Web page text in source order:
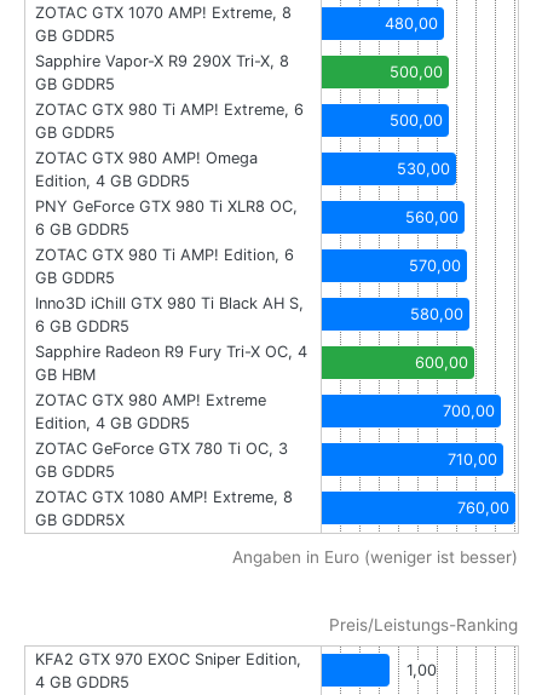
ZOTAC GTX 1070 AMP! Extreme, 8
GB GDDR5
480,00
Sapphire Vapor-X R9 290X Tri-X, 8
GB GDDR5
500,00
ZOTAC GTX 980 Ti AMP! Extreme, 6
GB GDDR5
500,00
ZOTAC GTX 980 AMP! Omega
Edition, 4 GB GDDR5
530,00
PNY GeForce GTX 980 Ti XLR8 OC,
6 GB GDDR5
560,00
ZOTAC GTX 980 Ti AMP! Edition, 6
GB GDDR5
570,00
Inno3D iChill GTX 980 Ti Black AH S,
6 GB GDDR5
580,00
Sapphire Radeon R9 Fury Tri-X OC, 4
GB HBM
600,00
ZOTAC GTX 980 AMP! Extreme
Edition, 4 GB GDDR5
700,00
ZOTAC GeForce GTX 780 Ti OC, 3
GB GDDR5
710,00
ZOTAC GTX 1080 AMP! Extreme, 8
GB GDDR5X
760,00
Angaben in Euro (weniger ist besser)
Preis/Leistungs-Ranking
KFA2 GTX 970 EXOC Sniper Edition,
4 GB GDDR5
1,00